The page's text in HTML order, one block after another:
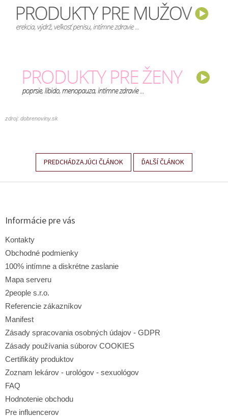
zdroj: dobrenoviny.sk
PREDCHÁDZAJÚCI ČLÁNOK ĎALŠÍ ČLÁNOK
Z
Informácie pre vás
Kontakty
Obchodné podmienky
100% intímne a diskrétne zaslanie
Mapa serveru
2people s.r.o.
Referencie zákazníkov
Manifest
Zásady spracovania osobných údajov - GDPR
Zásady používania súborov COOKIES
Certifikáty produktov
Zoznam lekárov - urológov - sexuológov
FAQ
Hodnotenie obchodu
Pre influencerov